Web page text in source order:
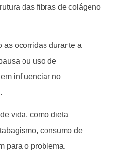
das fibras de colágeno
as ocorridas durante a
ou uso de
influenciar no
vida, como dieta
consumo de
para o problema.